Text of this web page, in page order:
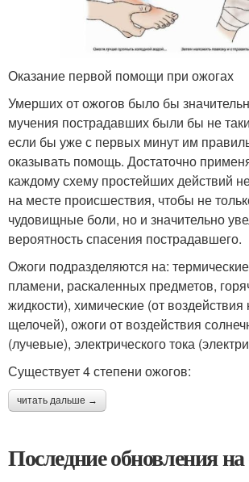
Оказание первой помощи при ожогах
Умерших от ожогов было бы
мучения пострадавших были бы не
если бы уже с первых минут им
оказывать помощь. Достаточно
каждому схему простейших действий
на месте происшествия, чтобы не
чудовищные боли, но и значительно
вероятность спасения пострадавшего.
Ожоги подразделяются на:
пламени, раскаленных предметов,
жидкости), химические (от воздействия
щелочей), ожоги от воздействия
(лучевые), электрического тока
Существует 4 степени ожогов:
читать дальше →
Последние обновления на